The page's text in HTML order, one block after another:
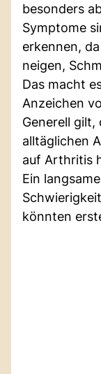
besonders
Symptome
erkennen, da
neigen,
Das macht
Anzeichen
Generell gilt,
alltäglichen
auf Arthritis
Ein
könnten